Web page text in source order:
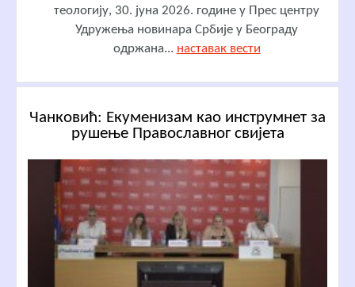
теологију, 30. јуна 2026. године у Прес центру
Удружења новинара Србије у Београду
одржана... наставак вести
Чанковић: Екуменизам као инструмнет за
рушење Православног свијета